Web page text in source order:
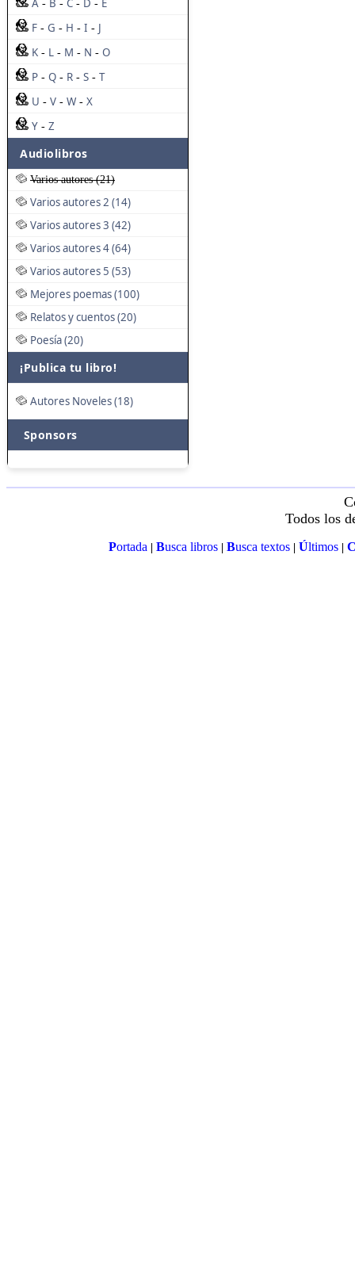
A - B - C - D - E
F - G - H - I - J
K - L - M - N - O
P - Q - R - S - T
U - V - W - X
Y - Z
Audiolibros
Varios autores (21)
Varios autores 2 (14)
Varios autores 3 (42)
Varios autores 4 (64)
Varios autores 5 (53)
Mejores poemas (100)
Relatos y cuentos (20)
Poesía (20)
¡Publica tu libro!
Autores Noveles (18)
Sponsors
Todos los
Portada| Busca libros| Busca textos| Últimos|